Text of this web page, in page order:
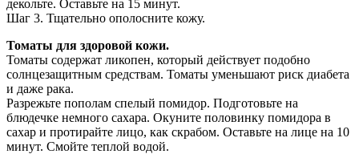
декольте. Оставьте на 15 минут.
Шаг 3. Тщательно ополосните кожу.
Томаты для здоровой кожи.
Томаты содержат ликопен, который действует подобно
солнцезащитным средствам. Томаты уменьшают риск диабета
и даже рака.
Разрежьте пополам спелый помидор. Подготовьте на
блюдечке немного сахара. Окуните половинку помидора в
сахар и протирайте лицо, как скрабом. Оставьте на лице на 10
минут. Смойте теплой водой.